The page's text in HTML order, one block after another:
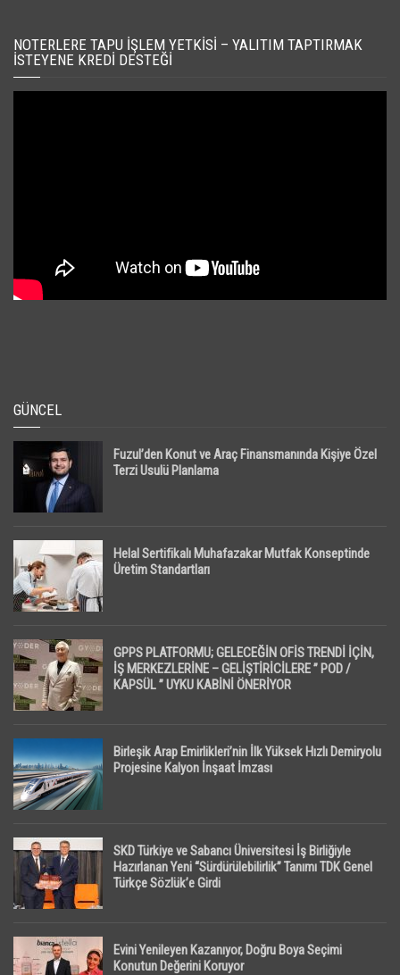
NOTERLERE TAPU İŞLEM YETKISI – YALITIM TAPTIRMAK
İSTEYENE KREDI DESTEĞI
GÜNCEL
Fuzul’den Konut ve Araç Finansmanında Kişiye Özel
Terzi Usulü Planlama
Helal Sertifikalı Muhafazakar Mutfak Konseptinde
Üretim Standartları
GPPS PLATFORMU; GELECEĞİN OFİS TRENDİ İÇİN,
İŞ MERKEZLERİNE – GELİŞTİRİCİLERE ” POD /
KAPSÜL ” UYKU KABİNİ ÖNERİYOR
Birleşik Arap Emirlikleri’nin İlk Yüksek Hızlı Demiryolu
Projesine Kalyon İnşaat İmzası
SKD Türkiye ve Sabancı Üniversitesi İş Birliğiyle
Hazırlanan Yeni “Sürdürülebilirlik” Tanımı TDK Genel
Türkçe Sözlük’e Girdi
Evini Yenileyen Kazanıyor, Doğru Boya Seçimi
Konutun Değerini Koruyor